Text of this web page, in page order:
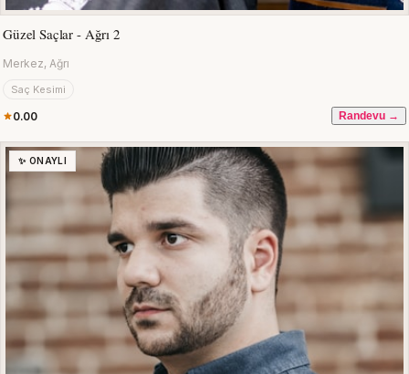
Güzel Saçlar - Ağrı 2
Merkez, Ağrı
Saç Kesimi
0.00 Randevu →
✨ ONAYLI